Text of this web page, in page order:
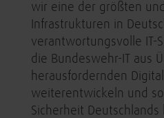
wir eine der größten
Infrastrukturen in
verantwortungsvolle IT-
die Bundeswehr-IT aus
herausfordernden
weiterentwickeln und
Sicherheit